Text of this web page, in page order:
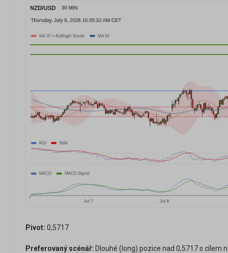
Pivot: 0,5717
Preferovaný scénář: Dlouhé (long) pozice nad 0,5717 s cílem